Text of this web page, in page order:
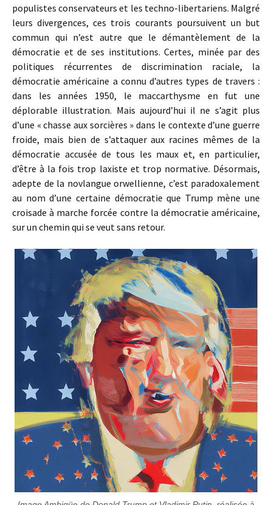
populistes conservateurs et les techno-libertariens. Malgré
leurs divergences, ces trois courants poursuivent un but
commun qui n’est autre que le démantèlement de la
démocratie et de ses institutions. Certes, minée par des
politiques récurrentes de discrimination raciale, la
démocratie américaine a connu d’autres types de travers :
dans les années 1950, le maccarthysme en fut une
déplorable illustration. Mais aujourd’hui il ne s’agit plus
d’une « chasse aux sorcières » dans le contexte d’une guerre
froide, mais bien de s’attaquer aux racines mêmes de la
démocratie accusée de tous les maux et, en particulier,
d’être à la fois trop laxiste et trop normative. Désormais,
adepte de la novlangue orwellienne, c’est paradoxalement
au nom d’une certaine démocratie que Trump mène une
croisade à marche forcée contre la démocratie américaine,
sur un chemin qui se veut sans retour.